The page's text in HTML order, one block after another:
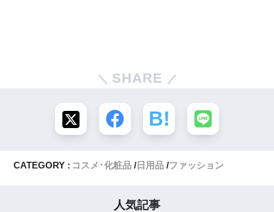
SHARE
CATEGORY : コスメ･化粧品 日用品 ファッション
人気記事